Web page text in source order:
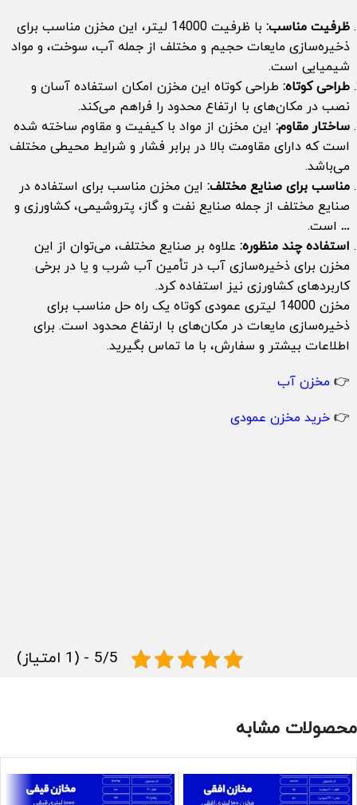
ظرفیت مناسب:
با ظرفیت 14000 لیتر، این مخزن مناسب برای
ذخیره‌سازی مایعات حجیم و مختلف از جمله آب، سوخت، و مواد
شیمیایی است.
طراحی کوتاه:طراحی کوتاه این مخزن امکان استفاده آسان و
نصب در مکان‌های با ارتفاع محدود را فراهم می‌کند.
ساختار مقاوم:این مخزن از مواد با کیفیت و مقاوم ساخته شده
است که دارای مقاومت بالا در برابر فشار و شرایط محیطی مختلف
می‌باشد.
مناسب برای صنایع مختلف:این مخزن مناسب برای استفاده در
صنایع مختلف از جمله صنایع نفت و گاز، پتروشیمی، کشاورزی و
… است.
استفاده چند منظوره:علاوه بر صنایع مختلف، می‌توان از این
مخزن برای ذخیره‌سازی آب در تأمین آب شرب و یا در برخی
کاربردهای کشاورزی نیز استفاده کرد.
مخزن 14000 لیتری عمودی کوتاه یک راه حل مناسب برای
ذخیره‌سازی مایعات در مکان‌های با ارتفاع محدود است. برای
اطلاعات بیشتر و سفارش، با ما تماس بگیرید.
👉 مخزن آب
👉 خرید مخزن عمودی
5/5 - (1 امتیاز)
محصولات مشابه